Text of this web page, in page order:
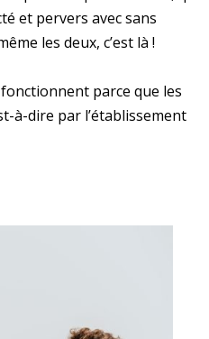
et pervers avec sans
les deux, c’est là !
parce que les
à-dire par l’établissement